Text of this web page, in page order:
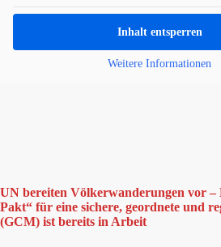
Inhalt entsperren
Weitere Informationen
UN bereiten Völkerwanderungen vor –
Pakt“ für eine sichere, geordnete und
(GCM) ist bereits in Arbeit